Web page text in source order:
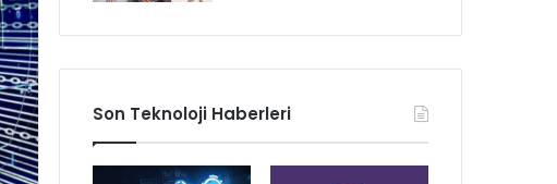
Son Teknoloji Haberleri